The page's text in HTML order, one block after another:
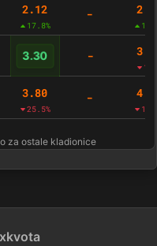
2.12
17.8%
-
3.30 -
3.80
25.5%
-
za ostale kladionice